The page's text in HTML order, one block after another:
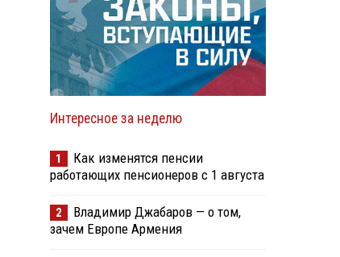
Интересное за неделю
1
Как изменятся пенсии
работающих пенсионеров с 1 августа
2
Владимир Джабаров — о том,
зачем Европе Армения